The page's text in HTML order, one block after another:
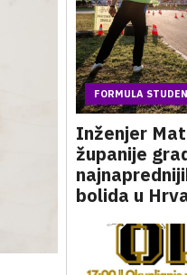
FORMULA
Inženjer
županije
bolida u